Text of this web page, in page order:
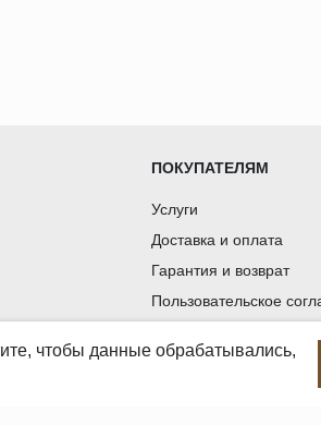
ПОКУПАТЕЛЯМ
Услуги
Доставка и оплата
Гарантия и возврат
Пользовательское
Политика в отношении
чтобы данные обрабатывались,